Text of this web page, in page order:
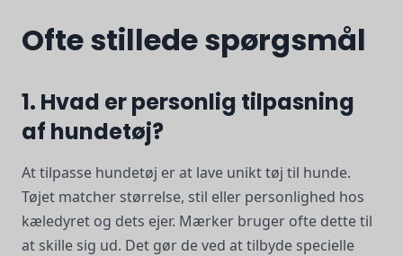
Ofte stillede spørgsmål
1. Hvad er personlig tilpasning
af hundetøj?
At tilpasse hundetøj er at lave unikt tøj til hunde.
Tøjet matcher størrelse, stil eller personlighed hos
kæledyret og dets ejer. Mærker bruger ofte dette til
at skille sig ud. Det gør de ved at tilbyde specielle